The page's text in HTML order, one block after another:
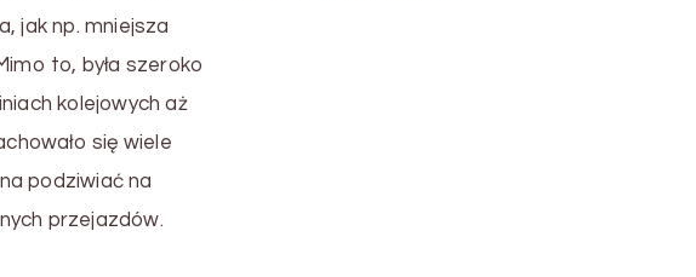
jak np. mniejsza
to, była szeroko
kolejowych aż
się wiele
podziwiać na
przejazdów.